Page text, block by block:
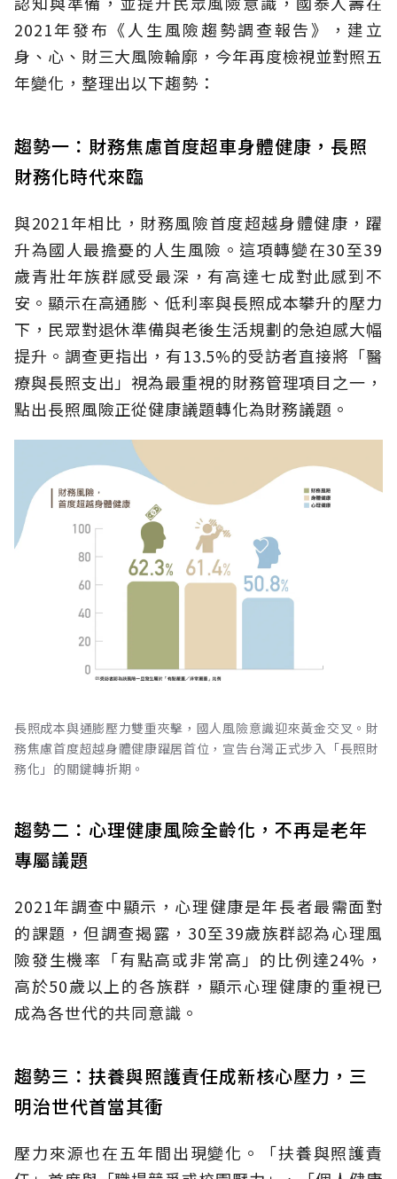
2021年發布《人生風險趨勢調查報告》，建立
身、心、財三大風險輪廓，今年再度檢視並對照五
年變化，整理出以下趨勢：
趨勢一：財務焦慮首度超車身體健康，長照
財務化時代來臨
與2021年相比，財務風險首度超越身體健康，躍
升為國人最擔憂的人生風險。這項轉變在30至39
歲青壯年族群感受最深，有高達七成對此感到不
安。顯示在高通膨、低利率與長照成本攀升的壓力
下，民眾對退休準備與老後生活規劃的急迫感大幅
提升。調查更指出，有13.5%的受訪者直接將「醫
療與長照支出」視為最重視的財務管理項目之一，
點出長照風險正從健康議題轉化為財務議題。
長照成本與通膨壓力雙重夾擊，國人風險意識迎來黃金交叉。財
務焦慮首度超越身體健康躍居首位，宣告台灣正式步入「長照財
務化」的關鍵轉折期。
趨勢二：心理健康風險全齡化，不再是老年
專屬議題
2021年調查中顯示，心理健康是年長者最需面對
的課題，但調查揭露，30至39歲族群認為心理風
險發生機率「有點高或非常高」的比例達24%，
高於50歲以上的各族群，顯示心理健康的重視已
成為各世代的共同意識。
趨勢三：扶養與照護責任成新核心壓力，三
明治世代首當其衝
壓力來源也在五年間出現變化。「扶養與照護責